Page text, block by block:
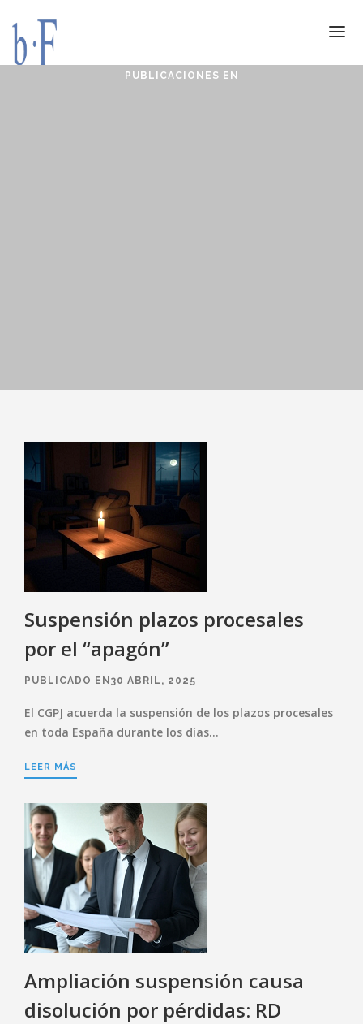
PUBLICACIONES EN
Suspensión plazos procesales
por el “apagón”
PUBLICADO EN30 ABRIL, 2025
El CGPJ acuerda la suspensión de los plazos procesales
en toda España durante los días…
LEER MÁS
Ampliación suspensión causa
disolución por pérdidas: RD